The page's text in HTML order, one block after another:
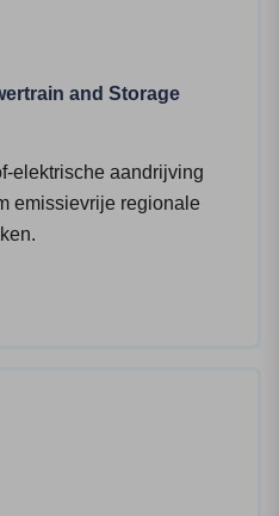
and Storage
elektrische aandrijving
emissievrije regionale